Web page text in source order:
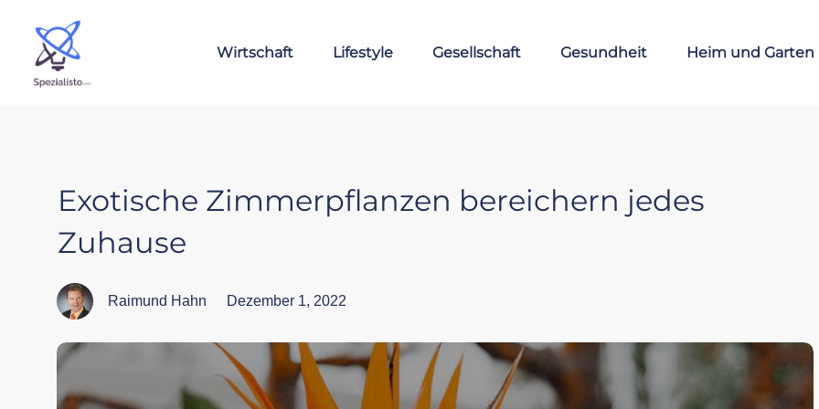
Wirtschaft Lifestyle Gesellschaft Gesundheit Heim und Garten
Exotische Zimmerpflanzen bereichern jedes
Zuhause
Raimund Hahn Dezember 1, 2022